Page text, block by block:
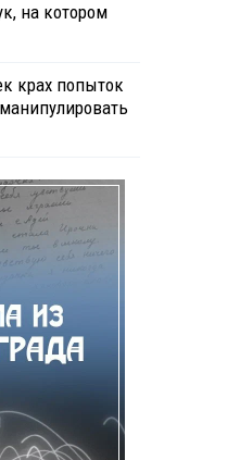
на котором
крах попыток